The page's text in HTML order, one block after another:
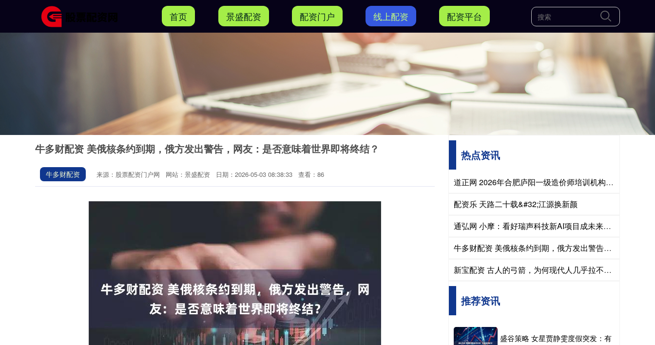
首页 景盛配资 配资门户 线上配资 配资平台
牛多财配资 美俄核条约到期，俄方发出警告，网友：是否意味着世界即将终结？
牛多财配资 来源：股票配资门户网 网站：景盛配资 日期：2026-05-03 08:38:33 查看：86
热点资讯
道正网 2026年合肥庐阳一级造价师培训机构报名条件 需满足哪些要求
配资乐 天路二十载&#32;江源换新颜
通弘网 小摩：看好瑞声科技新AI项目成未来催化剂 维持“增持”评级
牛多财配资 美俄核条约到期，俄方发出警告，网友：是否意味着世界即将终结？
新宝配资 古人的弓箭，为何现代人几乎拉不动，是我们的体力退化了吗？
推荐资讯
盛谷策略 女星贾静雯度假突发：有